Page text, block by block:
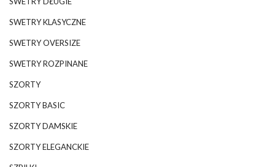
SWETRY KLASYCZNE
SWETRY OVERSIZE
SWETRY ROZPINANE
SZORTY
SZORTY BASIC
SZORTY DAMSKIE
SZORTY ELEGANCKIE